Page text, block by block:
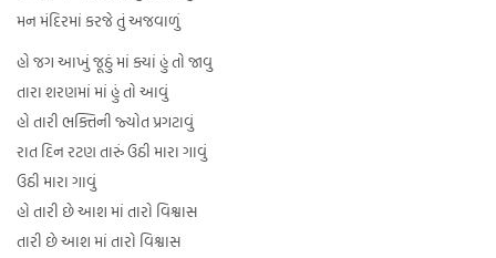
મન મંદિરમાં કરજે તું અજવાળું
હો જગ આખું જૂઠું માં ક્યાં હું તો જાવુ
તારા શરણમાં માં હું તો આવું
હો તારી ભક્તિની જ્યોત પ્રગટાવું
રાત દિન રટણ તારું ઉઠી મારા ગાવું
ઉઠી મારા ગાવું
હો તારી છે આશ માં તારો વિશ્વાસ
તારી છે આશ માં તારો વિશ્વાસ